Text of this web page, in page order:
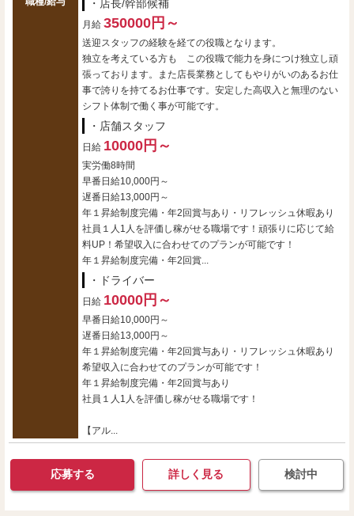
・店長/幹部候補
月給 350000円～
送迎スタッフの経験を経ての役職となります。
独立を考えている方も この役職で能力を身につけ独立し頑
張っております。また店長業務としてもやりがいのあるお仕
事で誇りを持てるお仕事です。安定した高収入と無理のない
シフト体制で働く事が可能です。
・店舗スタッフ
日給 10000円～
実労働8時間
早番日給10,000円～
遅番日給13,000円～
年１昇給制度完備・年2回賞与あり・リフレッシュ休暇あり
社員１人1人を評価し稼がせる職場です！頑張りに応じて給
料UP！希望収入に合わせてのプランが可能です！
年１昇給制度完備・年2回賞...
・ドライバー
日給 10000円～
早番日給10,000円～
遅番日給13,000円～
年１昇給制度完備・年2回賞与あり・リフレッシュ休暇あり
希望収入に合わせてのプランが可能です！
年１昇給制度完備・年2回賞与あり
社員１人1人を評価し稼がせる職場です！
【アル...
応募する 詳しく見る 検討中